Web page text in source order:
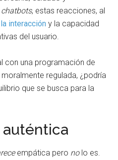
chatbots, estas reacciones, al
interacción y la capacidad
del usuario.
con una programación de
regulada, ¿podría
que se busca para la
empática pero nolo es.